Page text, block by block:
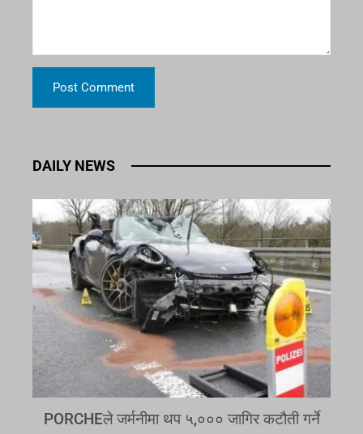
DAILY NEWS
PORCHEले जर्मनीमा थप ५,००० जागिर कटौती गर्ने